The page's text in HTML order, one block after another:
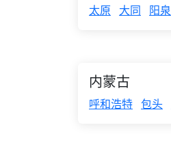
太原 大同 阳泉
内蒙古
呼和浩特 包头